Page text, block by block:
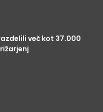
več kot 37.000